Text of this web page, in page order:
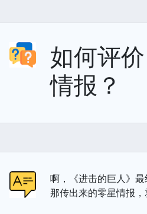
如何评
情报？
啊，《进击的巨人》
那传出来的零星情报，